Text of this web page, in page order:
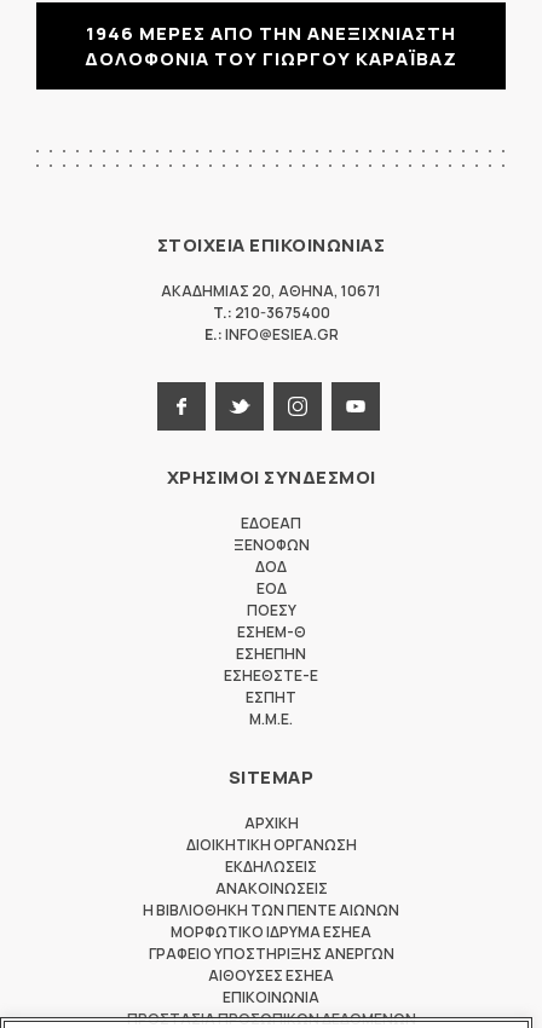
1946 ΜΕΡΕΣ ΑΠΟ ΤΗΝ ΑΝΕΞΙΧΝΙΑΣΤΗ
ΔΟΛΟΦΟΝΙΑ ΤΟΥ ΓΙΩΡΓΟΥ ΚΑΡΑΪΒΑΖ
ΣΤΟΙΧΕΙΑ ΕΠΙΚΟΙΝΩΝΙΑΣ
ΑΚΑΔΗΜΙΑΣ 20, ΑΘΗΝΑ, 10671
T.: 210-3675400
E.:INFO@ESIEA.GR
ΧΡΗΣΙΜΟΙ ΣΥΝΔΕΣΜΟΙ
ΕΔΟΕΑΠ
ΞΕΝΟΦΩΝ
ΔΟΔ
ΕΟΔ
ΠΟΕΣΥ
ΕΣΗΕΜ-Θ
ΕΣΗΕΠΗΝ
ΕΣΗΕΘΣΤΕ-Ε
ΕΣΠΗΤ
M.M.E.
SITEMAP
ΑΡΧΙΚΗ
ΔΙΟΙΚΗΤΙΚΗ ΟΡΓΑΝΩΣΗ
ΕΚΔΗΛΩΣΕΙΣ
ΑΝΑΚΟΙΝΩΣΕΙΣ
Η ΒΙΒΛΙΟΘΗΚΗ ΤΩΝ ΠΕΝΤΕ ΑΙΩΝΩΝ
ΜΟΡΦΩΤΙΚΟ ΙΔΡΥΜΑ ΕΣΗΕΑ
ΓΡΑΦΕΙΟ ΥΠΟΣΤΗΡΙΞΗΣ ΑΝΕΡΓΩΝ
ΑΙΘΟΥΣΕΣ ΕΣΗΕΑ
ΕΠΙΚΟΙΝΩΝΙΑ
ΠΡΟΣΤΑΣΙΑ ΠΡΟΣΩΠΙΚΩΝ ΔΕΔΟΜΕΝΩΝ